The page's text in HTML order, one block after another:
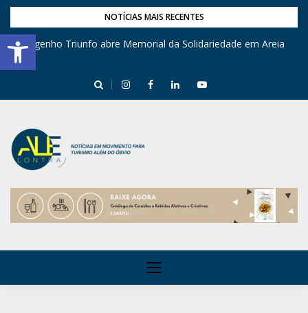
Barra de Ferramentas Aberta
NOTÍCIAS MAIS RECENTES
Engenho Triunfo abre Memorial da Solidariedade em Areia